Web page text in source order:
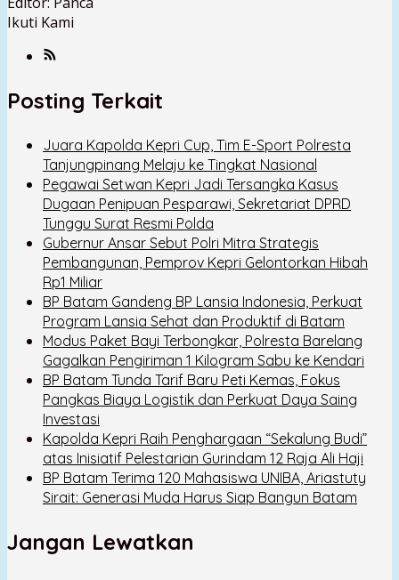
Ikuti Kami
Posting Terkait
Juara Kapolda Kepri Cup, Tim E-Sport Polresta
Tanjungpinang Melaju ke Tingkat Nasional
Pegawai Setwan Kepri Jadi Tersangka Kasus
Dugaan Penipuan Pesparawi, Sekretariat DPRD
Tunggu Surat Resmi Polda
Gubernur Ansar Sebut Polri Mitra Strategis
Pembangunan, Pemprov Kepri Gelontorkan Hibah
Rp1 Miliar
BP Batam Gandeng BP Lansia Indonesia, Perkuat
Program Lansia Sehat dan Produktif di Batam
Modus Paket Bayi Terbongkar, Polresta Barelang
Gagalkan Pengiriman 1 Kilogram Sabu ke Kendari
BP Batam Tunda Tarif Baru Peti Kemas, Fokus
Pangkas Biaya Logistik dan Perkuat Daya Saing
Investasi
Kapolda Kepri Raih Penghargaan “Sekalung Budi”
atas Inisiatif Pelestarian Gurindam 12 Raja Ali Haji
BP Batam Terima 120 Mahasiswa UNIBA, Ariastuty
Sirait: Generasi Muda Harus Siap Bangun Batam
Jangan Lewatkan